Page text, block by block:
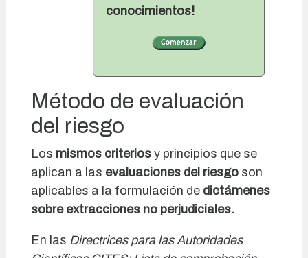
conocimientos!
Método de evaluación
del riesgo
Los mismos criterios y principios que se
aplican a las evaluaciones del riesgo son
aplicables a la formulación de dictámenes
sobre extracciones no perjudiciales.
En las Directrices para las Autoridades